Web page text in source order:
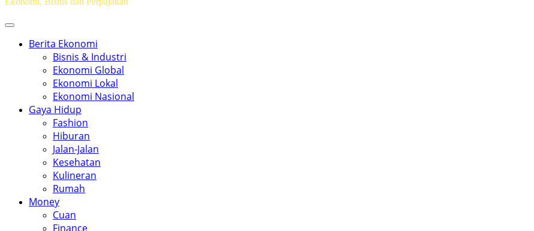
Berita Ekonomi
Bisnis & Industri
Ekonomi Global
Ekonomi Lokal
Ekonomi Nasional
Gaya Hidup
Fashion
Hiburan
Jalan-Jalan
Kesehatan
Kulineran
Rumah
Money
Cuan
Finance